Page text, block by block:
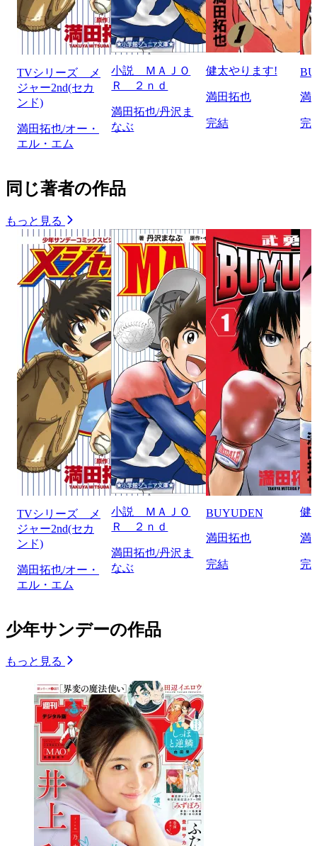
TVシリーズ メ
ジャー2nd(セカ
ンド)
満田拓也/オー・
エル・エム
小説 ＭＡＪＯ
Ｒ ２ｎｄ
満田拓也/丹沢ま
なぶ
健太やります!
満田拓也
完結
満
完
同じ著者の作品
もっと見る
TVシリーズ メ
ジャー2nd(セカ
ンド)
満田拓也/オー・
エル・エム
小説 ＭＡＪＯ
Ｒ ２ｎｄ
満田拓也/丹沢ま
なぶ
BUYUDEN
満田拓也
完結
健
満
完
少年サンデーの作品
もっと見る